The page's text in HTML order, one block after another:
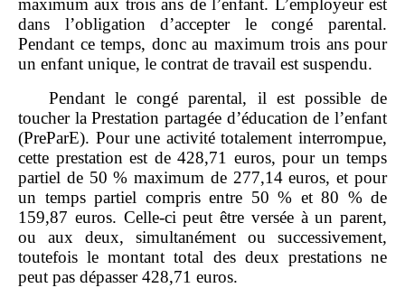
maximum aux trois ans de l’enfant. L’employeur est
dans l’obligation d’accepter le congé parental.
Pendant ce temps, donc au maximum trois ans pour
un enfant unique, le contrat de travail est suspendu.
Pendant le congé parental, il est possible de
toucher la Prestation partagée d’éducation de l’enfant
(PreParE). Pour une activité totalement interrompue,
cette prestation est de 428,71 euros, pour un temps
partiel de 50 % maximum de 277,14 euros, et pour
un temps partiel compris entre 50 % et 80 % de
159,87 euros. Celle‑ci peut être versée à un parent,
ou aux deux, simultanément ou successivement,
toutefois le montant total des deux prestations ne
peut pas dépasser 428,71 euros.